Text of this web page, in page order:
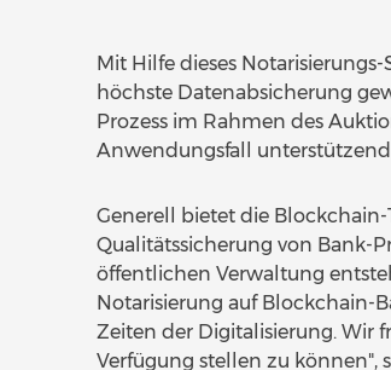
Mit Hilfe dieses
höchste Datenabsicherung
Prozess im Rahmen des
Anwendungsfall
Generell bietet die
Qualitätssicherung von Bank-
öffentlichen Verwaltung
Notarisierung auf Blockchain-
Zeiten der Digitalisierung. Wir
Verfügung stellen zu können",